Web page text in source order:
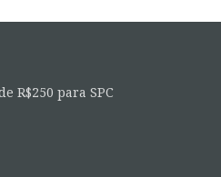
R$250 para SPC